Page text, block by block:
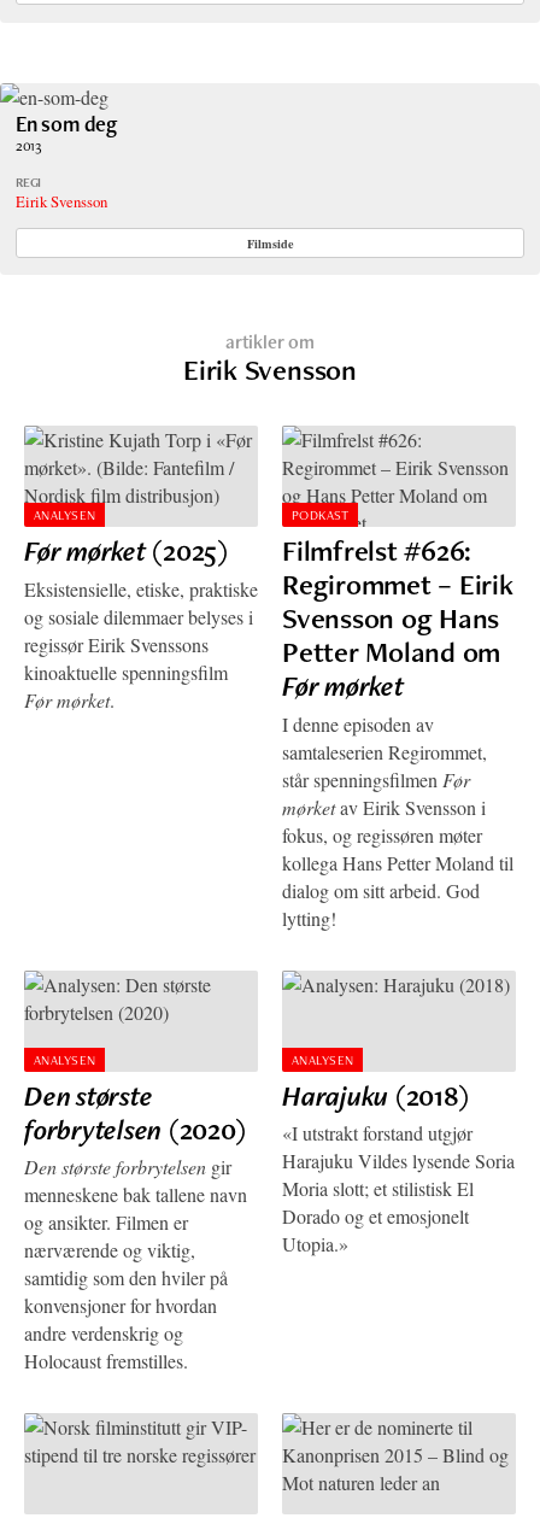
En som deg
2013
REGI
Eirik Svensson
Filmside
artikler om
Eirik Svensson
ANALYSEN
Før mørket(2025)
Eksistensielle, etiske, praktiske
og sosiale dilemmaer belyses i
regissør Eirik Svenssons
kinoaktuelle spenningsfilm
Før mørket.
PODKAST
Filmfrelst #626:
Regirommet – Eirik
Svensson og Hans
Petter Moland om
Før mørket
I denne episoden av
samtaleserien Regirommet,
står spenningsfilmen Før
mørketav Eirik Svensson i
fokus, og regissøren møter
kollega Hans Petter Moland til
dialog om sitt arbeid. God
lytting!
ANALYSEN
Den største
forbrytelsen (2020)
Den største forbrytelsen gir
menneskene bak tallene navn
og ansikter. Filmen er
nærværende og viktig,
samtidig som den hviler på
konvensjoner for hvordan
andre verdenskrig og
Holocaust fremstilles.
ANALYSEN
Harajuku (2018)
«I utstrakt forstand utgjør
Harajuku Vildes lysende Soria
Moria slott; et stilistisk El
Dorado og et emosjonelt
Utopia.»